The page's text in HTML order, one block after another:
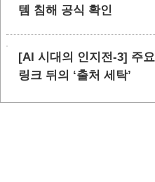
템 침해 공식 확인
[AI 시대의 인지전-3] 주
링크 뒤의 ‘출처 세탁’